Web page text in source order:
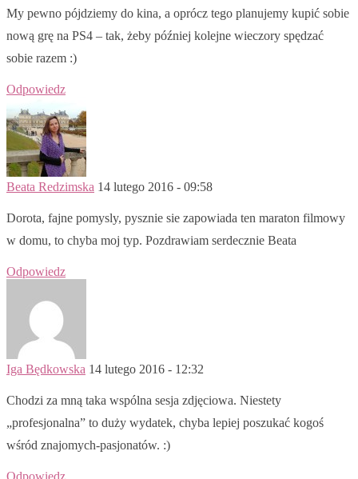
My pewno pójdziemy do kina, a oprócz tego planujemy kupić sobie
nową grę na PS4 – tak, żeby później kolejne wieczory spędzać
sobie razem :)
Odpowiedz
Beata Redzimska 14 lutego 2016 - 09:58
Dorota, fajne pomysly, pysznie sie zapowiada ten maraton filmowy
w domu, to chyba moj typ. Pozdrawiam serdecznie Beata
Odpowiedz
Iga Będkowska 14 lutego 2016 - 12:32
Chodzi za mną taka wspólna sesja zdjęciowa. Niestety
„profesjonalna” to duży wydatek, chyba lepiej poszukać kogoś
wśród znajomych-pasjonatów. :)